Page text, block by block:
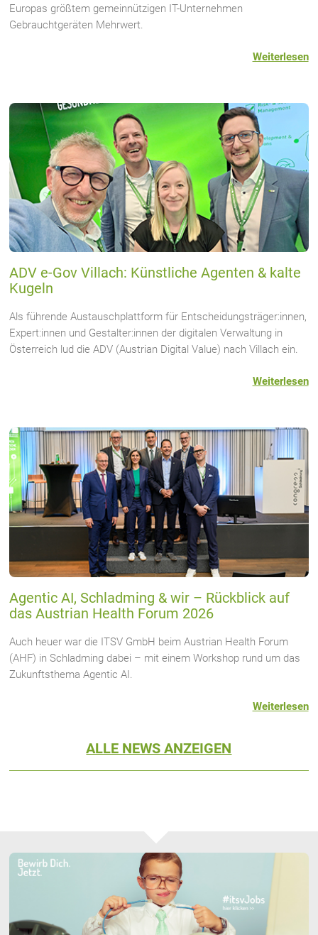
Europas größtem gemeinnützigen IT-Unternehmen
Gebrauchtgeräten Mehrwert.
Weiterlesen
ADV e-Gov Villach: Künstliche Agenten & kalte
Kugeln
Als führende Austauschplattform für Entscheidungsträger:innen,
Expert:innen und Gestalter:innen der digitalen Verwaltung in
Österreich lud die ADV (Austrian Digital Value) nach Villach ein.
Weiterlesen
Agentic AI, Schladming & wir – Rückblick auf
das Austrian Health Forum 2026
Auch heuer war die ITSV GmbH beim Austrian Health Forum
(AHF) in Schladming dabei – mit einem Workshop rund um das
Zukunftsthema Agentic AI.
Weiterlesen
ALLE NEWS ANZEIGEN